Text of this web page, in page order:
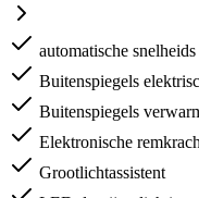
automatische
Buitenspiegels
Buitenspiegels
Elektronische
Grootlichtassistent